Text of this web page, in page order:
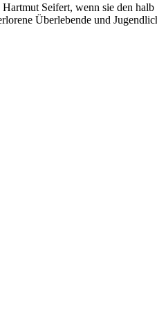
Seifert, wenn sie den
Überlebende und